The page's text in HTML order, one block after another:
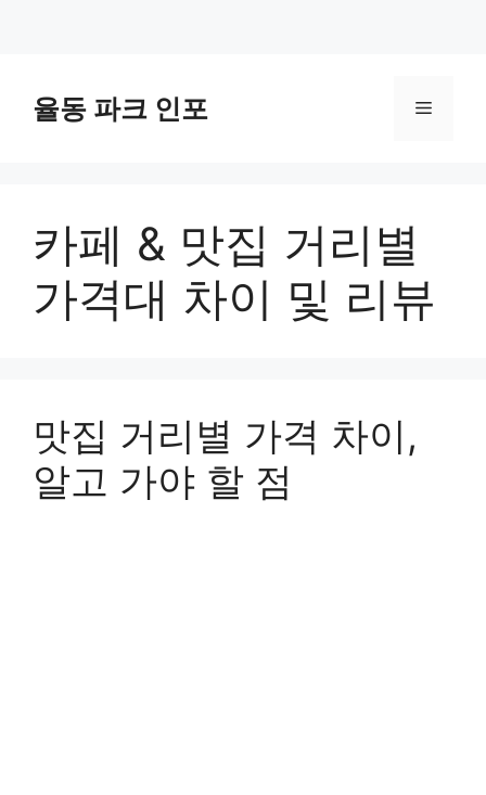
율동 파크 인포 메
카페 & 맛집 거리별
가격대 차이 및 리뷰
맛집 거리별 가격 차이,
알고 가야 할 점